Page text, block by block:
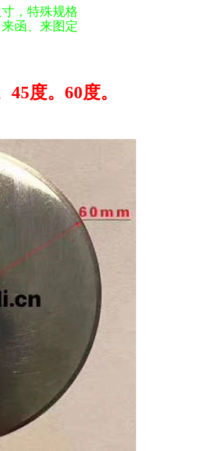
，特殊规格
函、来图定
度。60度。